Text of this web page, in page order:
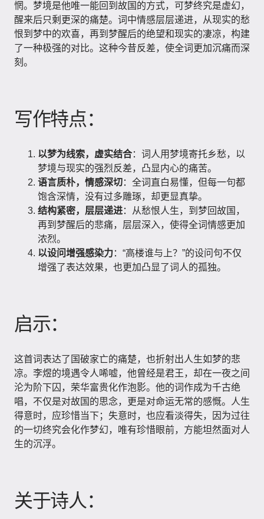
惘。梦境是他唯一能回到故国的方式，可梦终究是虚幻，
醒来后只剩更深的痛楚。词中情感层层递进，从现实的愁
恨到梦中的欢喜，再到梦醒后的绝望和现实的凄凉，构建
了一种极强的对比。这种今昔反差，使全词更加沉痛而深
刻。
写作特点：
以梦为线索，虚实结合：词人用梦境寄托乡愁，以
梦境与现实的强烈反差，凸显内心的痛苦。
语言质朴，情感深切：全词直白易懂，但每一句都
饱含深情，没有过多雕琢，却更显真挚。
结构紧密，层层递进：从愁恨人生，到梦回故国，
再到梦醒后的悲痛，层层深入，使得全词情感更加
浓烈。
以设问增强感染力：“高楼谁与上？”的设问句不仅
增强了表达效果，也更加凸显了词人的孤独。
启示：
这首词表达了国破家亡的痛楚，也折射出人生如梦的悲
凉。李煜的境遇令人唏嘘，他曾经是君王，却在一夜之间
沦为阶下囚，荣华富贵化作泡影。他的词作成为千古绝
唱，不仅是对故国的思念，更是对命运无常的感慨。人生
得意时，应珍惜当下；失意时，也应看淡得失，因为过往
的一切终究会化作梦幻，唯有珍惜眼前，方能坦然面对人
生的沉浮。
关于诗人：